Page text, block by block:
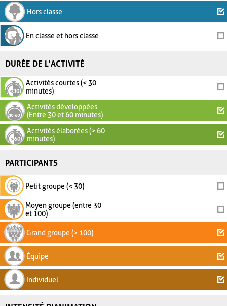
Hors classe
En classe et hors classe
DURÉE DE L'ACTIVITÉ
Activités courtes (< 30
minutes)
Activités développées
(Entre 30 et 60 minutes)
Activités élaborées (> 60
minutes)
PARTICIPANTS
Petit groupe (< 30)
Moyen groupe (entre 30
et 100)
Grand groupe (> 100)
Équipe
Individuel